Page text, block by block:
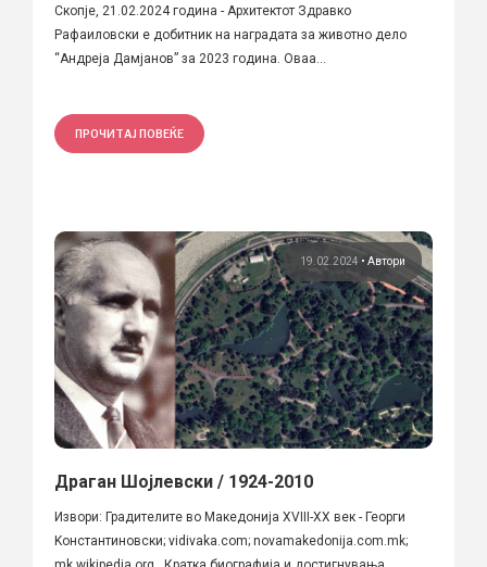
Скопје, 21.02.2024 година - Архитектот Здравко
Рафаиловски е добитник на наградата за животно дело
“Андреја Дамјанов” за 2023 година. Оваа...
ПРОЧИТАЈ ПОВЕЌЕ
19.02.2024 • Автори
Драган Шојлевски / 1924-2010
Извори: Градителите во Македонија XVIII-XX век - Георги
Kонстантиновски; vidivaka.com; novamakedonija.com.mk;